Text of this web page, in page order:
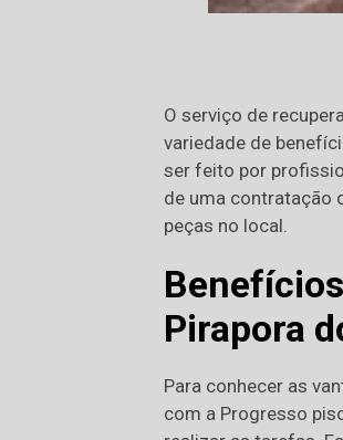
O serviço de
variedade de
ser feito por
de uma contratação
peças no local.
Pirapora
Para conhecer as
com a Progresso